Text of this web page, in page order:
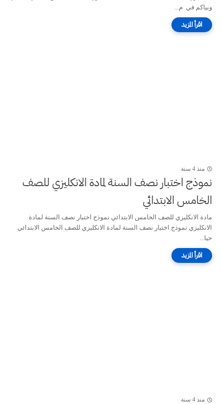
وبياكم في م...
منذ 4 سنة
نموذج اختبار نصف السنة لمادة الانكليزي للصف
الخامس الابتدائي
مادة الانكليزي للصف الخامس الابتدائي نموذج اختبار نصف السنة لمادة
الانكليزي نموذج اختبار نصف السنة لمادة الانكليزي للصف الخامس الابتدائي
حيا...
منذ 4 سنة